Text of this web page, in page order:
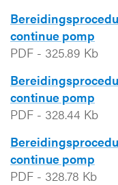
continue pomp
PDF - 325.89 Kb
continue pomp
PDF - 328.44 Kb
continue pomp
PDF - 328.78 Kb